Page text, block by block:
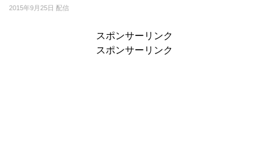
2015年9月25日 配信
スポンサーリンク
スポンサーリンク